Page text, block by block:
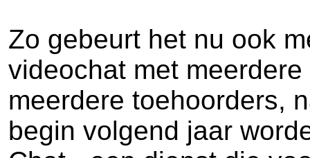
Zo gebeurt het nu ook
videochat met
meerdere toehoorders,
begin volgend jaar